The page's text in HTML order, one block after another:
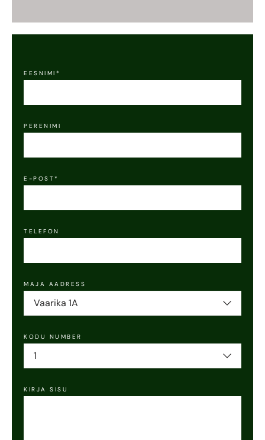
EESNIMI*
PERENIMI
E-POST*
TELEFON
MAJA AADRESS
Vaarika 1A
KODU NUMBER
1
KIRJA SISU